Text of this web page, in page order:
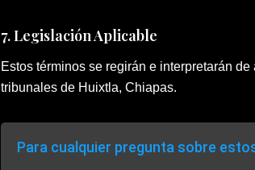
7. Legislación Aplicable
Estos términos se regirán e interpretarán
tribunales de Huixtla, Chiapas.
Para cualquier pregunta sobre